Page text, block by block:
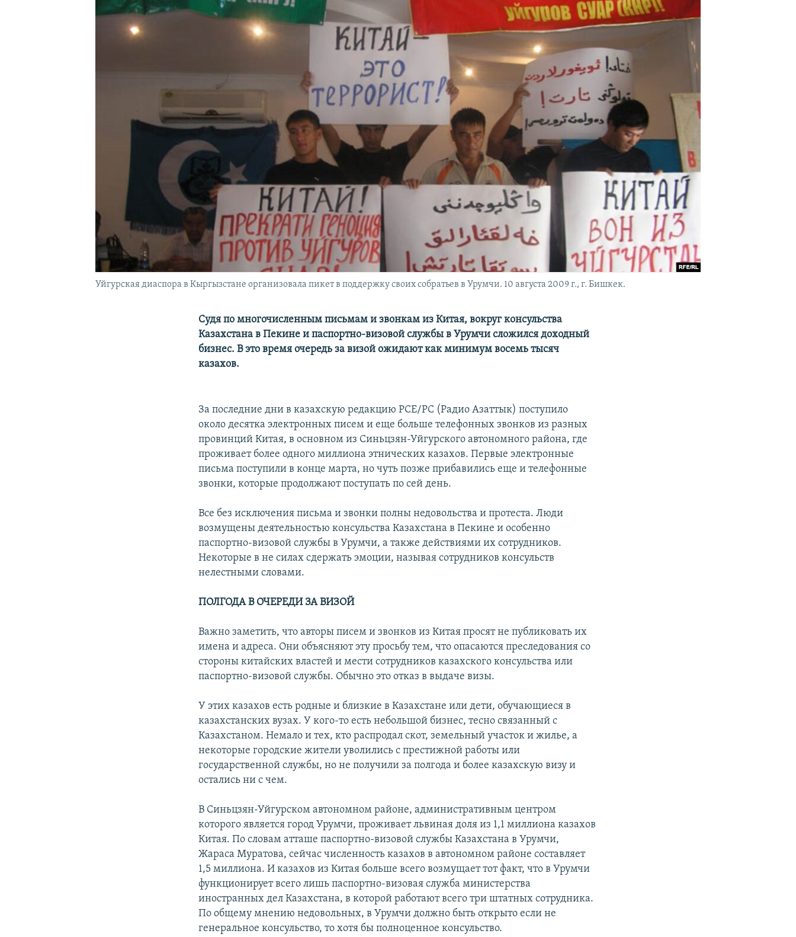
Уйгурская диаспора в Кыргызстане организовала пикет в поддержку своих собратьев в Урумчи. 10 августа 2009 г., г. Бишкек.
Судя по многочисленным письмам и звонкам из Китая, вокруг консульства
Казахстана в Пекине и паспортно-визовой службы в Урумчи сложился доходный
бизнес. В это время очередь за визой ожидают как минимум восемь тысяч
казахов.
За последние дни в казахскую редакцию РСЕ/РС (Радио Азаттык) поступило
около десятка электронных писем и еще больше телефонных звонков из разных
провинций Китая, в основном из Синьцзян-Уйгурского автономного района, где
проживает более одного миллиона этнических казахов. Первые электронные
письма поступили в конце марта, но чуть позже прибавились еще и телефонные
звонки, которые продолжают поступать по сей день.
Все без исключения письма и звонки полны недовольства и протеста. Люди
возмущены деятельностью консульства Казахстана в Пекине и особенно
паспортно-визовой службы в Урумчи, а также действиями их сотрудников.
Некоторые в не силах сдержать эмоции, называя сотрудников консульств
нелестными словами.
ПОЛГОДА В ОЧЕРЕДИ ЗА ВИЗОЙ
Важно заметить, что авторы писем и звонков из Китая просят не публиковать их
имена и адреса. Они объясняют эту просьбу тем, что опасаются преследования со
стороны китайских властей и мести сотрудников казахского консульства или
паспортно-визовой службы. Обычно это отказ в выдаче визы.
У этих казахов есть родные и близкие в Казахстане или дети, обучающиеся в
казахстанских вузах. У кого-то есть небольшой бизнес, тесно связанный с
Казахстаном. Немало и тех, кто распродал скот, земельный участок и жилье, а
некоторые городские жители уволились с престижной работы или
государственной службы, но не получили за полгода и более казахскую визу и
остались ни с чем.
В Синьцзян-Уйгурском автономном районе, административным центром
которого является город Урумчи, проживает львиная доля из 1,1 миллиона казахов
Китая. По словам атташе паспортно-визовой службы Казахстана в Урумчи,
Жараса Муратова, сейчас численность казахов в автономном районе составляет
1,5 миллиона. И казахов из Китая больше всего возмущает тот факт, что в Урумчи
функционирует всего лишь паспортно-визовая служба министерства
иностранных дел Казахстана, в которой работают всего три штатных сотрудника.
По общему мнению недовольных, в Урумчи должно быть открыто если не
генеральное консульство, то хотя бы полноценное консульство.